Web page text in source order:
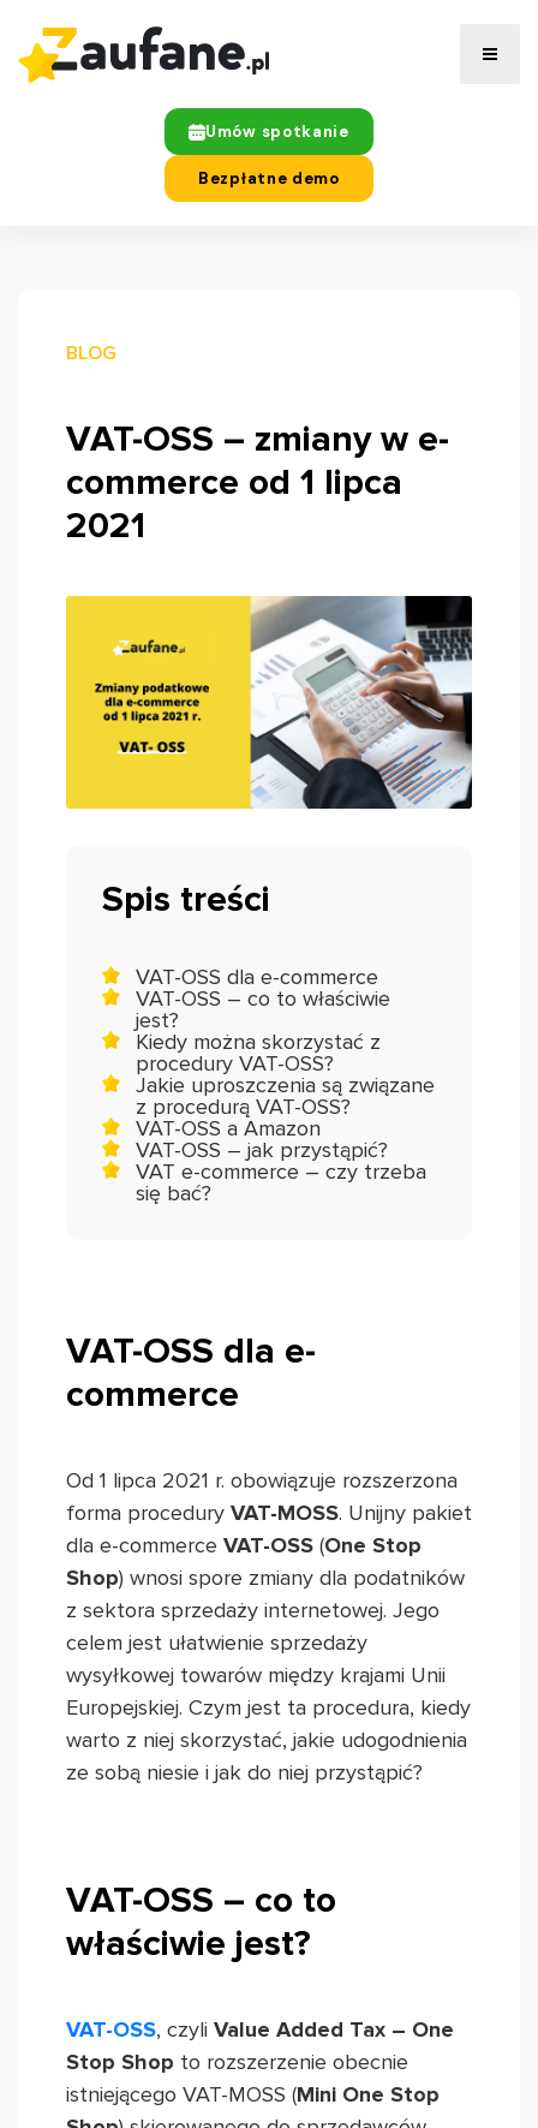
Umów spotkanie
Bezpłatne demo
BLOG
VAT-OSS – zmiany w e-
commerce od 1 lipca
2021
Spis treści
VAT-OSS dla e-commerce
VAT-OSS – co to właściwie
jest?
Kiedy można skorzystać z
procedury VAT-OSS?
Jakie uproszczenia są związane
z procedurą VAT-OSS?
VAT-OSS a Amazon
VAT-OSS – jak przystąpić?
VAT e-commerce – czy trzeba
się bać?
VAT-OSS dla e-
commerce
Od 1 lipca 2021 r. obowiązuje rozszerzona
forma procedury VAT-MOSS. Unijny pakiet
dla e-commerce VAT-OSS (One Stop
Shop) wnosi spore zmiany dla podatników
z sektora sprzedaży internetowej. Jego
celem jest ułatwienie sprzedaży
wysyłkowej towarów między krajami Unii
Europejskiej. Czym jest ta procedura, kiedy
warto z niej skorzystać, jakie udogodnienia
ze sobą niesie i jak do niej przystąpić?
VAT-OSS – co to
właściwie jest?
VAT-OSS, czyli Value Added Tax – One
Stop Shop to rozszerzenie obecnie
istniejącego VAT-MOSS (Mini One Stop